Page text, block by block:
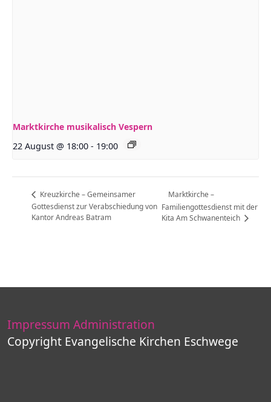
Marktkirche musikalisch Vespern
22 August @ 18:00 - 19:00
Kreuzkirche – Gemeinsamer
Gottesdienst zur Verabschiedung von
Kantor Andreas Batram
Marktkirche –
Familiengottesdienst mit der
Kita Am Schwanenteich
Impressum Administration
Copyright Evangelische Kirchen Eschwege